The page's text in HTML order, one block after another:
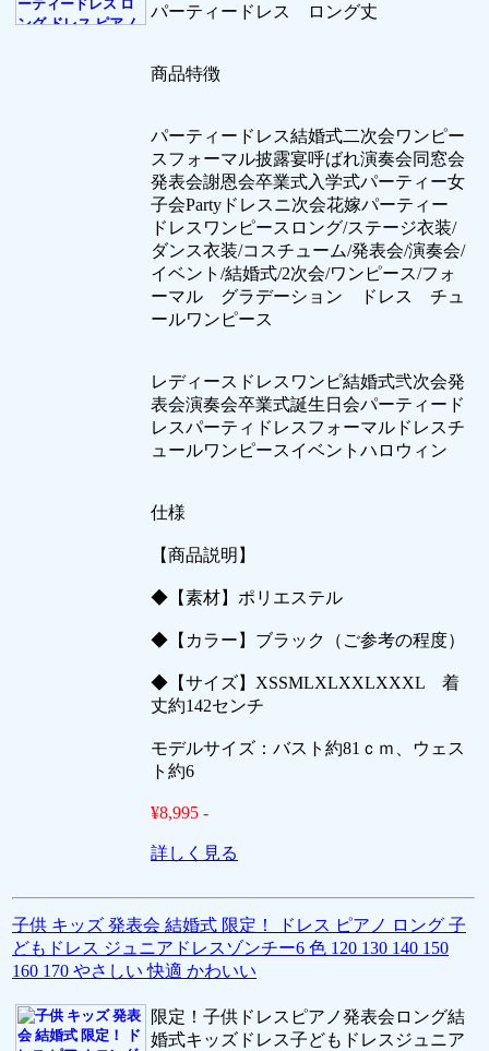
パーティードレス ロング丈
商品特徴
パーティードレス結婚式二次会ワンピー
スフォーマル披露宴呼ばれ演奏会同窓会
発表会謝恩会卒業式入学式パーティー女
子会Partyドレスニ次会花嫁パーティー
ドレスワンピースロング/ステージ衣装/
ダンス衣装/コスチューム/発表会/演奏会/
イベント/結婚式/2次会/ワンピース/フォ
ーマル グラデーション ドレス チュ
ールワンピース
レディースドレスワンピ結婚式弐次会発
表会演奏会卒業式誕生日会パーティード
レスパーティドレスフォーマルドレスチ
ュールワンピースイベントハロウィン
仕様
【商品説明】
◆【素材】ポリエステル
◆【カラー】ブラック（ご参考の程度）
◆【サイズ】XSSMLXLXXLXXXL 着
丈約142センチ
モデルサイズ：バスト約81ｃｍ、ウェス
ト約6
¥8,995 -
詳しく見る
子供 キッズ 発表会 結婚式 限定！ ドレス ピアノ ロング 子
どもドレス ジュニアドレスゾンチー6 色 120 130 140 150
160 170 やさしい 快適 かわいい
限定！子供ドレスピアノ発表会ロング結
婚式キッズドレス子どもドレスジュニア